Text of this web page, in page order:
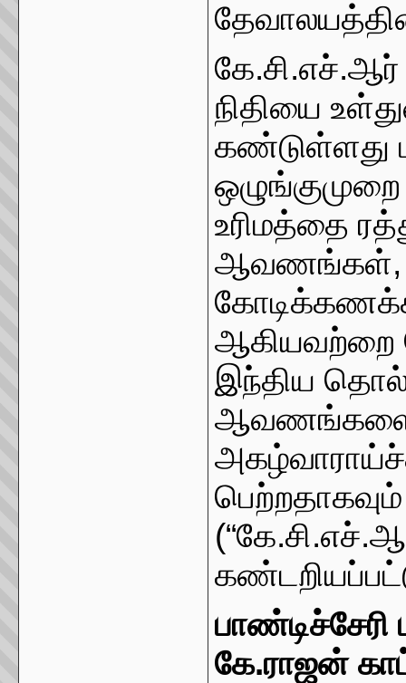
கே.சி.எச்.ஆர்
நிதியை
கண்டுள்ளது
உரிமத்தை
ஆவணங்கள்,
ஆகியவற்றை
இந்திய
ஆவணங்களை
கே.ராஜன்